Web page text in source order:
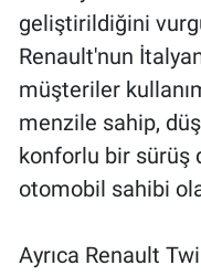
geliştirildiğini
Renault'nun
müşteriler
menzile sahip,
konforlu bir sürüş
otomobil sahibi
Ayrıca Renault